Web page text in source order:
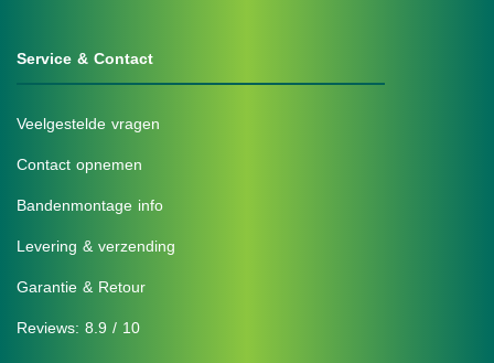
Service & Contact
Veelgestelde vragen
Contact opnemen
Bandenmontage info
Levering & verzending
Garantie & Retour
Reviews: 8.9 / 10